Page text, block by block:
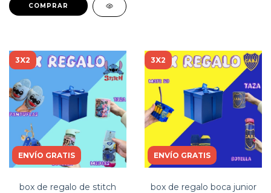
3X2
ENVÍO GRATIS
box de regalo de stitch
3X2
ENVÍO GRATIS
box de regalo boca junior